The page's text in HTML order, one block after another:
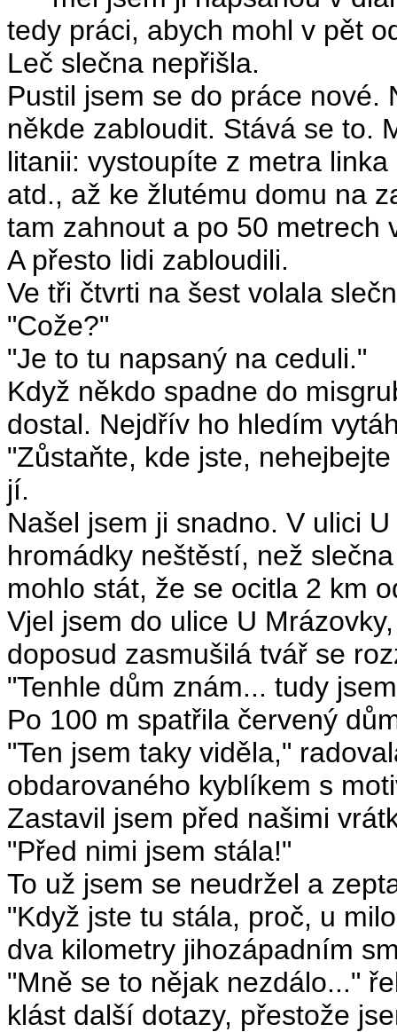
tedy práci, abych mohl v pět
Leč slečna nepřišla.
Pustil jsem se do práce nové.
někde zabloudit. Stává se to.
litanii: vystoupíte z metra
atd., až ke žlutému domu na
tam zahnout a po 50 metrech
A přesto lidi zabloudili.
Ve tři čtvrti na šest volala
"Cože?"
"Je to tu napsaný na ceduli."
Když někdo spadne do
dostal. Nejdřív ho hledím
"Zůstaňte, kde jste,
jí.
Našel jsem ji snadno. V ulici
hromádky neštěstí, než
mohlo stát, že se ocitla 2 km
Vjel jsem do ulice U
doposud zasmušilá tvář se
"Tenhle dům znám... tudy
Po 100 m spatřila červený
"Ten jsem taky viděla,"
obdarovaného kyblíkem s
Zastavil jsem před našimi
"Před nimi jsem stála!"
To už jsem se neudržel a
"Když jste tu stála, proč, u
dva kilometry jihozápadním
"Mně se to nějak nezdálo..."
klást další dotazy, přestože